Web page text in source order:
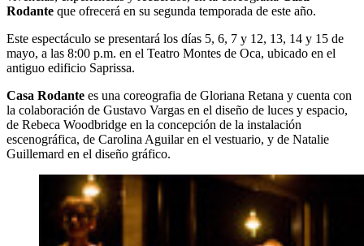
Rodante que ofrecerá en su segunda temporada de este año.
Este espectáculo se presentará los días 5, 6, 7 y 12, 13, 14 y 15 de
mayo, a las 8:00 p.m. en el Teatro Montes de Oca, ubicado en el
antiguo edificio Saprissa.
Casa Rodante es una coreografia de Gloriana Retana y cuenta con
la colaboración de Gustavo Vargas en el diseño de luces y espacio,
de Rebeca Woodbridge en la concepción de la instalación
escenográfica, de Carolina Aguilar en el vestuario, y de Natalie
Guillemard en el diseño gráfico.